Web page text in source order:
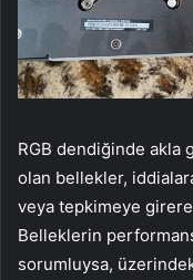
RGB dendiğinde akla
olan bellekler,
veya tepkimeye
Belleklerin
sorumluysa,